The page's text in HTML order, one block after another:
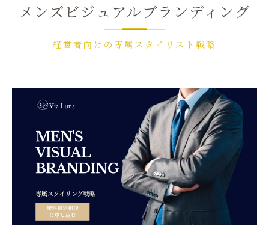
メンズビジュアルブランディング
経営者向けの専属スタイリスト戦略